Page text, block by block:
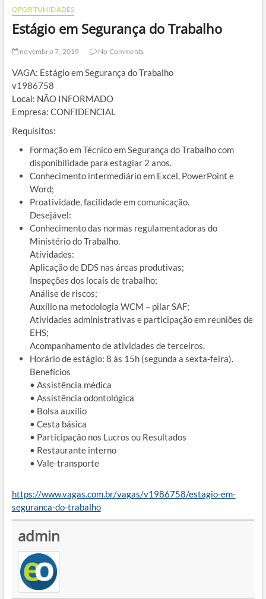
OPORTUNIDADES
Estágio em Segurança do Trabalho
novembro 7, 2019 No Comments
VAGA: Estágio em Segurança do Trabalho
v1986758
Local: NÃO INFORMADO
Empresa: CONFIDENCIAL
Requisitos:
Formação em Técnico em Segurança do Trabalho com
disponibilidade para estagiar 2 anos.
Conhecimento intermediário em Excel, PowerPoint e
Word;
Proatividade, facilidade em comunicação.
Desejável:
Conhecimento das normas regulamentadoras do
Ministério do Trabalho.
Atividades:
Aplicação de DDS nas áreas produtivas;
Inspeções dos locais de trabalho;
Análise de riscos;
Auxílio na metodologia WCM – pilar SAF;
Atividades administrativas e participação em reuniões de
EHS;
Acompanhamento de atividades de terceiros.
Horário de estágio: 8 às 15h (segunda a sexta-feira).
Benefícios
• Assistência médica
• Assistência odontológica
• Bolsa auxílio
• Cesta básica
• Participação nos Lucros ou Resultados
• Restaurante interno
• Vale-transporte
https://www.vagas.com.br/vagas/v1986758/estagio-em-
seguranca-do-trabalho
admin